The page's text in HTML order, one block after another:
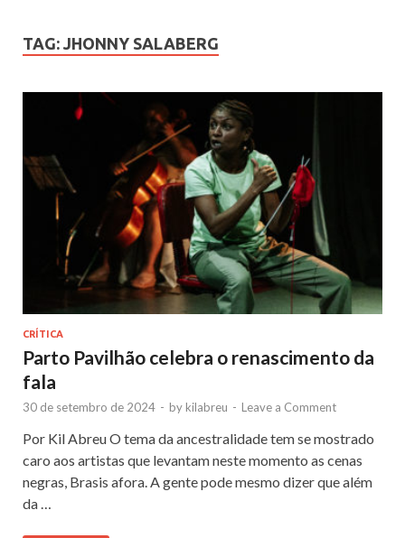
TAG: JHONNY SALABERG
CRÍTICA
Parto Pavilhão celebra o renascimento da
fala
30 de setembro de 2024 - by kilabreu - Leave a Comment
Por Kil Abreu O tema da ancestralidade tem se mostrado
caro aos artistas que levantam neste momento as cenas
negras, Brasis afora. A gente pode mesmo dizer que além
da …